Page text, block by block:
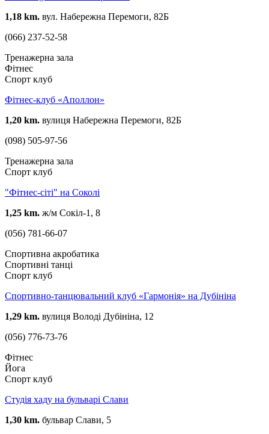
1,18 km. вул. Набережна Перемоги, 82Б
(066) 237-52-58
Тренажерна зала
Фітнес
Спорт клуб
Фітнес-клуб «Аполлон»
1,20 km. вулиця Набережна Перемоги, 82Б
(098) 505-97-56
Тренажерна зала
Спорт клуб
"Фітнес-сіті" на Соколі
1,25 km. ж/м Сокіл-1, 8
(056) 781-66-07
Спортивна акробатика
Спортивні танці
Спорт клуб
Спортивно-танцювальний клуб «Гармонія» на Дубініна
1,29 km. вулиця Володі Дубініна, 12
(056) 776-73-76
Фітнес
Йога
Спорт клуб
Студія хаду на бульварі Слави
1,30 km. бульвар Слави, 5